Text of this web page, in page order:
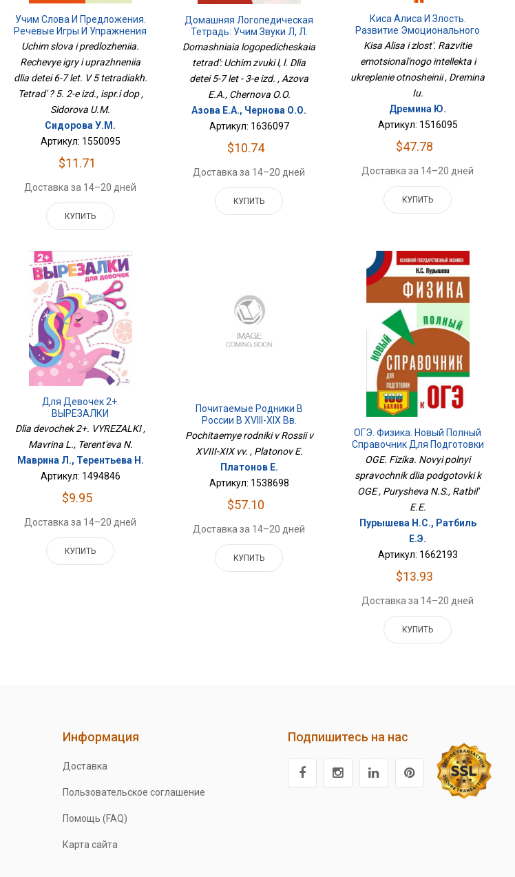
Учим Слова И Предложения.
Речевые Игры И Упражнения
Для Детей 6-7 Лет. В 5
Тетрадях. Тетрадь № 5. 2-Е
Изд., Испр.и Доп
Uchim slova i predlozheniia.
Rechevye igry i uprazhneniia
dlia detei 6-7 let. V 5 tetradiakh.
Tetrad' ? 5. 2-e izd., ispr.i dop ,
Sidorova U.M.
Сидорова У.М.
Артикул: 1550095
$11.71
Доставка за 14–20 дней
КУПИТЬ
Домашняя Логопедическая
Тетрадь: Учим Звуки Л, Л.
Для Детей 5-7 Лет - 3-Е Изд.
Domashniaia logopedicheskaia
tetrad': Uchim zvuki l, l. Dlia
detei 5-7 let - 3-e izd. , Azova
E.A., Chernova O.O.
Азова Е.А., Чернова О.О.
Артикул: 1636097
$10.74
Доставка за 14–20 дней
КУПИТЬ
Киса Алиса И Злость.
Развитие Эмоционального
Интеллекта И Укрепление
Kisa Alisa i zlost'. Razvitie
emotsional'nogo intellekta i
ukreplenie otnosheinii , Dremina
Iu.
Дремина Ю.
Артикул: 1516095
$47.78
Доставка за 14–20 дней
КУПИТЬ
Для Девочек 2+.
ВЫРЕЗАЛКИ
Dlia devochek 2+. VYREZALKI ,
Mavrina L., Terent'eva N.
Маврина Л., Терентьева Н.
Артикул: 1494846
$9.95
Доставка за 14–20 дней
КУПИТЬ
Почитаемые Родники В
России В XVIII-XIX Вв.
Pochitaemye rodniki v Rossii v
XVIII-XIX vv. , Platonov E.
Платонов Е.
Артикул: 1538698
$57.10
Доставка за 14–20 дней
КУПИТЬ
ОГЭ. Физика. Новый Полный
Справочник Для Подготовки
К ОГЭ
OGE. Fizika. Novyi polnyi
spravochnik dlia podgotovki k
OGE , Purysheva N.S., Ratbil'
E.E.
Пурышева Н.С., Ратбиль
Е.Э.
Артикул: 1662193
$13.93
Доставка за 14–20 дней
КУПИТЬ
Информация
Доставка
Пользовательское соглашение
Помощь (FAQ)
Карта сайта
Подпишитесь на нас